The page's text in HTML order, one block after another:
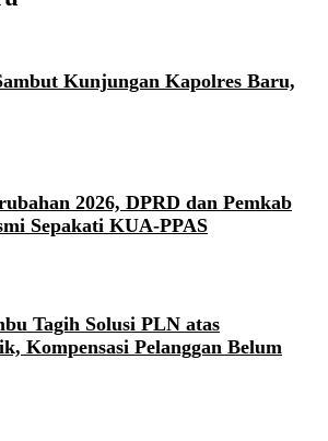
Kunjungan Kapolres Baru,
2026, DPRD dan Pemkab
Sepakati KUA-PPAS
Tagih Solusi PLN atas
Kompensasi Pelanggan Belum